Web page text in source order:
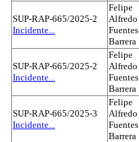
SUP-RAP-665/2025-2
Incidente...
Felipe
Alfredo
Fuentes
Barrera
SUP-RAP-665/2025-2
Incidente...
Felipe
Alfredo
Fuentes
Barrera
SUP-RAP-665/2025-3
Incidente...
Felipe
Alfredo
Fuentes
Barrera